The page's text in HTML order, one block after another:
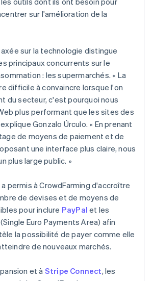
sur l'amélioration de la
sur la technologie distingue
principaux concurrents sur le
: les supermarchés. « La
difficile à convaincre lorsque l'on
du secteur, c'est pourquoi nous
plus performant que les sites des
Gonzalo Úrculo. « En prenant
de moyens de paiement et de
une interface plus claire, nous
plus large public. »
permis à CrowdFarming d'accroître
de devises et de moyens de
pour inclure PayPal et les
(Single Euro Payments Area) afin
la possibilité de payer comme elle
de nouveaux marchés.
et à Stripe Connect, les